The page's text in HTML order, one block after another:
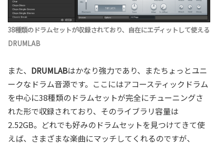
38種類のドラムセットが収録されており、自在にエディットして使える
DRUMLAB
また、 DRUMLABはかなり強力であり、またちょっとユニ
ークなドラム音源です。ここにはアコースティックドラム
を中心に38種類のドラムセットが完全にチューニングさ
れた形で収録されており、そのライブラリ容量は
2.52GB。どれでも好みのドラムセットを見つけてきて使
えば、さまざまな楽曲にマッチしてくれるのですが、